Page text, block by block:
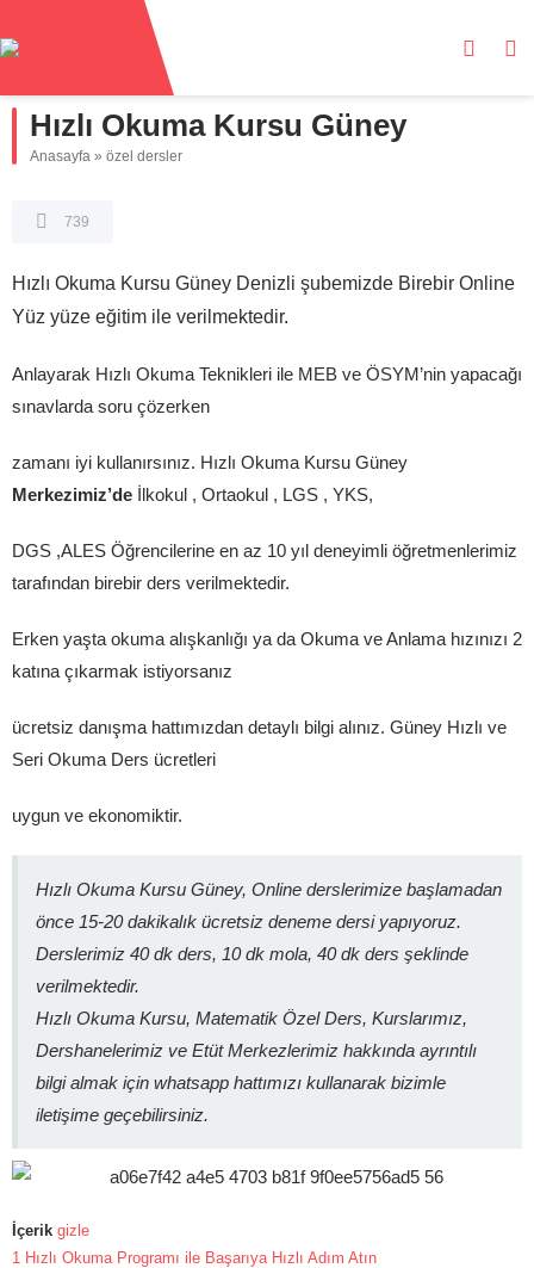
Hızlı Okuma Kursu Güney
Anasayfa » özel dersler
739
Hızlı Okuma Kursu Güney Denizli şubemizde Birebir Online
Yüz yüze eğitim ile verilmektedir.
Anlayarak Hızlı Okuma Teknikleri ile MEB ve ÖSYM’nin yapacağı
sınavlarda soru çözerken
zamanı iyi kullanırsınız. Hızlı Okuma Kursu Güney
Merkezimiz’de İlkokul , Ortaokul , LGS , YKS,
DGS ,ALES Öğrencilerine en az 10 yıl deneyimli öğretmenlerimiz
tarafından birebir ders verilmektedir.
Erken yaşta okuma alışkanlığı ya da Okuma ve Anlama hızınızı 2
katına çıkarmak istiyorsanız
ücretsiz danışma hattımızdan detaylı bilgi alınız. Güney Hızlı ve
Seri Okuma Ders ücretleri
uygun ve ekonomiktir.
Hızlı Okuma Kursu Güney, Online derslerimize başlamadan
önce 15-20 dakikalık ücretsiz deneme dersi yapıyoruz.
Derslerimiz 40 dk ders, 10 dk mola, 40 dk ders şeklinde
verilmektedir.
Hızlı Okuma Kursu, Matematik Özel Ders, Kurslarımız,
Dershanelerimiz ve Etüt Merkezlerimiz hakkında ayrıntılı
bilgi almak için whatsapp hattımızı kullanarak bizimle
iletişime geçebilirsiniz.
İçerik gizle
1 Hızlı Okuma Programı ile Başarıya Hızlı Adım Atın